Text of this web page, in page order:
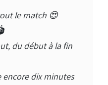
le match 😍
du début à la fin
encore dix minutes